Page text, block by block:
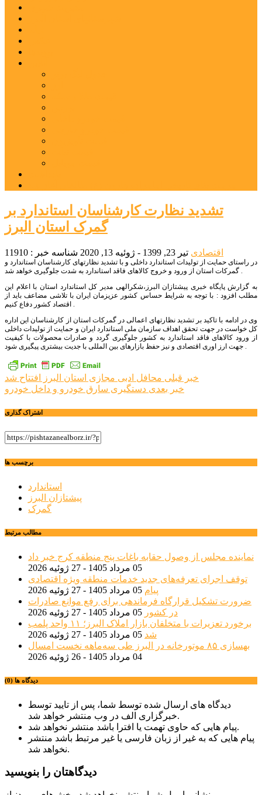
تشدید نظارت کارشناسان استاندارد بر
گمرک استان البرز
اقتصادی تیر 23, 1399 - ژوئیه 13, 2020 شناسه خبر : 11910
در راستای حمایت از تولیدات استاندارد داخلی و با تشدید نظارتهای کارشناسان استاندارد و
گمرکات استان از ورود و خروج کالاهای فاقد استاندارد به شدت جلوگیری خواهد شد .
به گزارش پایگاه خبری پیشتازان البرز،شکرالهی مدیر کل استاندارد استان با اعلام این
مطلب افزود : با توجه به شرایط حساس کشور عزیزمان ایران با تلاشی مضاعف باید از
اقتصاد کشور دفاع کنیم .
وی در ادامه با تاکید بر تشدید نظارتهای اعمالی در گمرکات استان از کارشناسان این اداره
کل خواست در جهت تحقق اهداف سازمان ملی استاندارد ایران و حمایت از تولیدات داخلی
از ورود کالاهای فاقد استاندارد به کشور جلوگیری گردد و صادرات محصولات با کیفیت
جهت ارز اوری اقتصادی و نیز حفظ بازارهای بین المللی با جدیت بیشتری پیگیری شود .
راهبری
نوشته
خبر قبلی محافل ادبی مجازی استان البرز افتتاح شد
خبر بعدی دستگیری سارق خودرو و داخل خودرو
اشتراک گذاری
برچسب ها
استاندارد
پیشتازان البرز
گمرک
مطالب مرتبط
نماینده مجلس از وصول حقابه باغات پنج منطقه کرج خبر داد
05 مرداد 1405 - 27 ژوئیه 2026
توقف اجرای تعرفه‌های جدید خدمات منطقه ویژه اقتصادی
پیام 05 مرداد 1405 - 27 ژوئیه 2026
ضرورت تشکیل قرارگاه فرماندهی برای رفع موانع صادرات
در کشور 05 مرداد 1405 - 27 ژوئیه 2026
برخورد تعزیرات با متخلفان بازار املاک البرز؛ ۱۱ واحد پلمب
شد 05 مرداد 1405 - 27 ژوئیه 2026
بهسازی ۸۵ موتورخانه در البرز طی سه‌ماهه نخست امسال
04 مرداد 1405 - 26 ژوئیه 2026
دیدگاه ها (0)
دیدگاه های ارسال شده توسط شما، پس از تایید توسط
خبرگزاری الف در وب منتشر خواهد شد.
پیام هایی که حاوی تهمت یا افترا باشد منتشر نخواهد شد.
پیام هایی که به غیر از زبان فارسی یا غیر مرتبط باشد منتشر
نخواهد شد.
دیدگاهتان را بنویسید